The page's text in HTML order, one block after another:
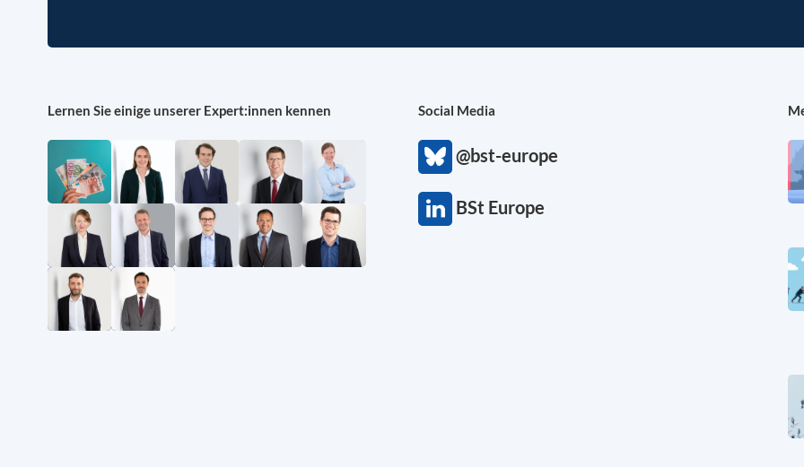
Lernen Sie einige unserer Expert:innen kennen Social Media
@bst-europe
BSt Europe